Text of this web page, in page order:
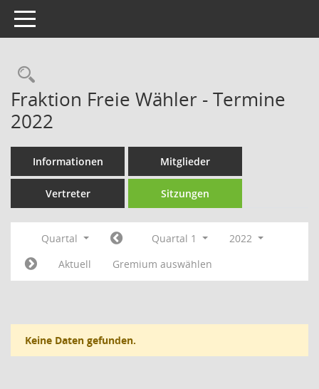
Toggle navigation
Rechercheauswahl
Fraktion Freie Wähler - Termine
2022
Informationen Mitglieder
Vertreter Sitzungen
Quartal Quartal 1
2022
Aktuell
Gremium auswählen
Keine Daten gefunden.